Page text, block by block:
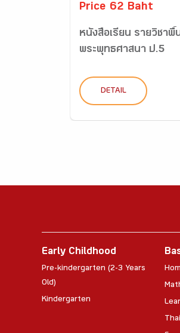
Price 62 Baht
หนังสือเรียน รายวิชาพื้
พระพุทธศาสนา ป.5
DETAIL
Early Childhood
Pre-kindergarten (2-3 Years
Old)
Kindergarten